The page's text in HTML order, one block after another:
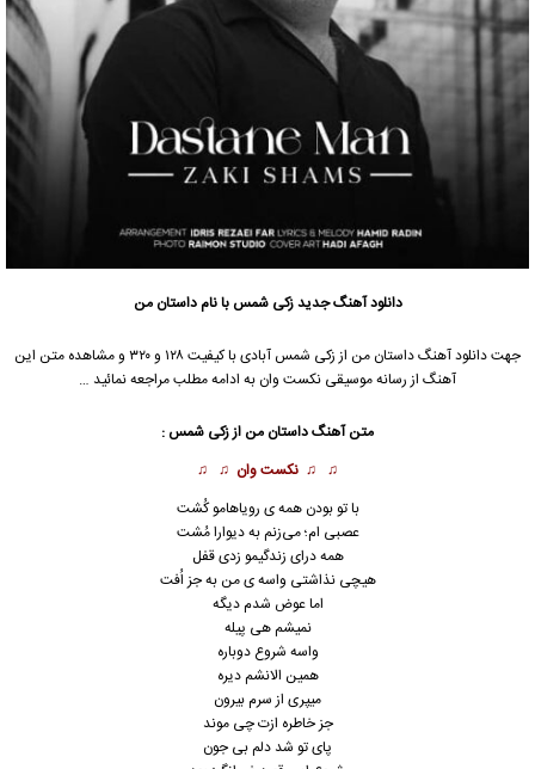
دانلود آهنگ جدیدزکی شمس با نام داستان من
جهت دانلود آهنگ داستان من از زکی شمس آبادی با کیفیت ۱۲۸ و ۳۲۰ و مشاهده متن این
آهنگ از رسانه موسیقی نکست وان به ادامه مطلب مراجعه نمائید …
متن آهنگ داستان من از زکی شمس :
♫ ♫ نکست وان ♫ ♫
با تو بودن همه ی رویاهامو کُشت
عصبی ام؛ می‌زنم به دیوارا مُشت
همه درای زندگیمو زدی قفل
هیچی نذاشتی واسه ی من به جز اُفت
اما عوض شدم دیگه
نمیشم هی پیله
واسه شروع دوباره
همین الانشم دیره
میپری از سرم بیرون
جز خاطره ازت چی موند
پای تو شد دلم بی جون